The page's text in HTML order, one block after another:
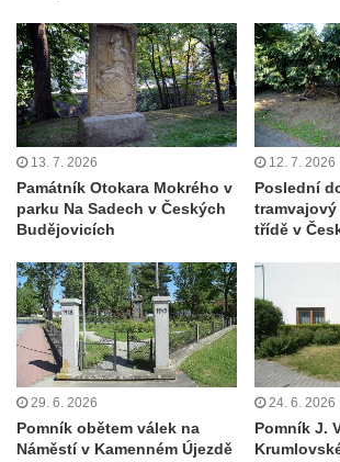
nad Desnou v Tanvaldu
Hrob sovětských dětí na hřbitově Šumburk
nad Desnou v Tanvaldu
Pomník prvního a druhého odboje v
Tanvaldu
Kenotaf Josefa Staritze na hřbitově ve
Starých Křečanech
Hrob Antona Reintsche na hřbitově ve
Starých Křečanech
Hrob rodiny Klingerových na hřbitově ve
Starých Křečanech
Pomník obětem 1. světové války v
Tyršových sadech v Jablonci nad Nisou
Pamětní desky obětem 1. světové války na
13. 7. 2026
Památník Otokara Mokrého v
parku Na Sadech v Českých
Budějovicích
12. 7. 2026
Poslední
třídě v
29. 6. 2026
Pomník obětem válek na
Náměstí v Kamenném Újezdě
24. 6. 2026
Pomník J.